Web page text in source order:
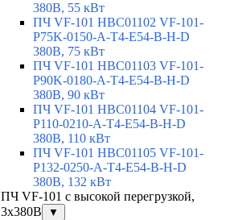
380В, 55 кВт
ПЧ VF-101 HBC01102 VF-101-
P75K-0150-A-T4-E54-B-H-D
380В, 75 кВт
ПЧ VF-101 HBC01103 VF-101-
P90K-0180-A-T4-E54-B-H-D
380В, 90 кВт
ПЧ VF-101 HBC01104 VF-101-
P110-0210-A-T4-E54-B-H-D
380В, 110 кВт
ПЧ VF-101 HBC01105 VF-101-
P132-0250-A-T4-E54-B-H-D
380В, 132 кВт
ПЧ VF-101 с высокой перегрузкой,
3x380В
▼